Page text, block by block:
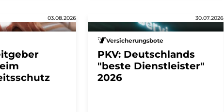
03.08.2026 30.07.2026
Versicherungsbote
PKV: Deutschlands
"beste Dienstleister"
2026